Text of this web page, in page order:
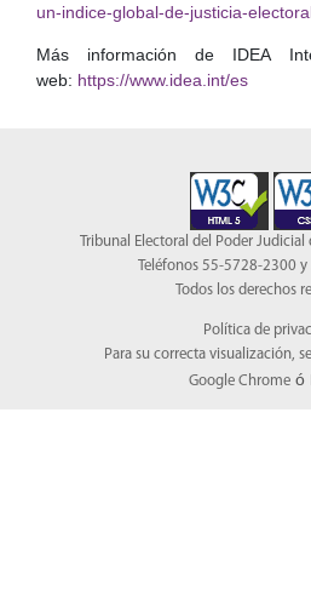
un-indice-global-de-justicia-
Más información de IDEA
web: https://www.idea.int/es
Tribunal Electoral del Poder Judicial
Teléfonos 55-5728-2300
Todos los derechos
Política de
Para su correcta visualización,
Google Chrome ó